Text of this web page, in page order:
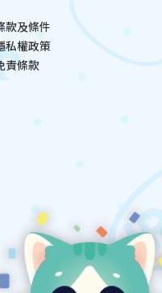
款及條件
私權政策
責條款